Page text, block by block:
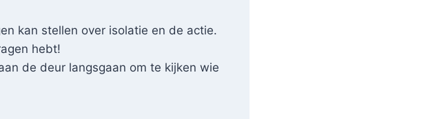
kan stellen over isolatie en de actie.
hebt!
de deur langsgaan om te kijken wie